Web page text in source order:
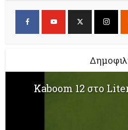
Kaboom 12 στο